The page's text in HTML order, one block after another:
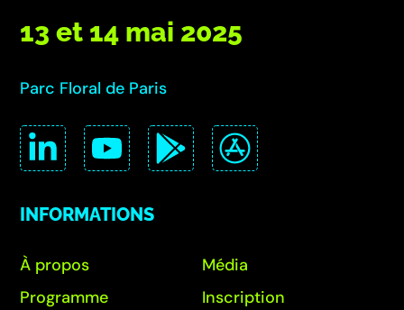
13 et 14 mai 2025
Parc Floral de Paris
INFORMATIONS
À propos
Programme
Média
Inscription